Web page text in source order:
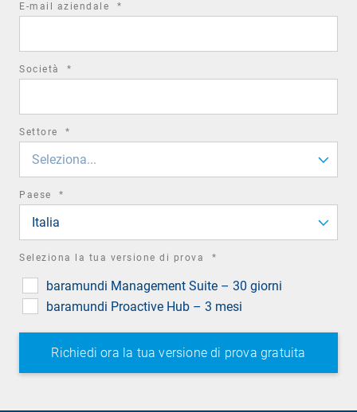
E-mail aziendale *
Società *
Settore *
Seleziona...
Paese *
Italia
Seleziona la tua versione di prova *
baramundi Management Suite – 30 giorni
baramundi Proactive Hub – 3 mesi